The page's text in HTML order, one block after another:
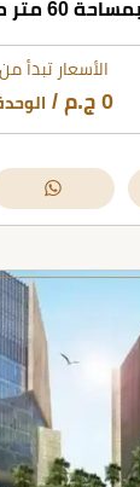
الأسعار تبدأ من
0 ج.م /